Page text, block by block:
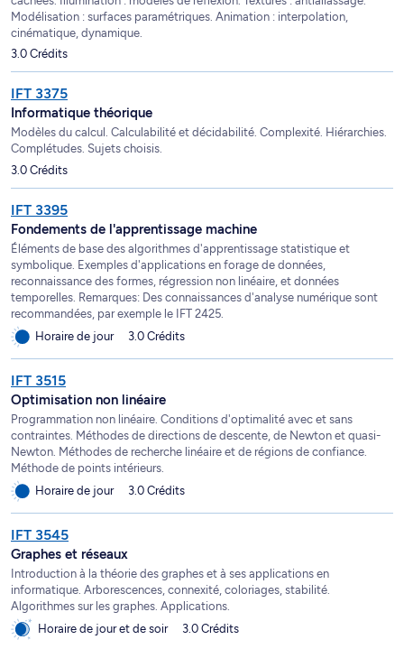
Modélisation : surfaces paramétriques. Animation : interpolation,
cinématique, dynamique.
3.0 Crédits
IFT 3375
Informatique théorique
Modèles du calcul. Calculabilité et décidabilité. Complexité. Hiérarchies.
Complétudes. Sujets choisis.
3.0 Crédits
IFT 3395
Fondements de l'apprentissage machine
Éléments de base des algorithmes d'apprentissage statistique et
symbolique. Exemples d'applications en forage de données,
reconnaissance des formes, régression non linéaire, et données
temporelles. Remarques: Des connaissances d'analyse numérique sont
recommandées, par exemple le IFT 2425.
Horaire de jour
3.0 Crédits
IFT 3515
Optimisation non linéaire
Programmation non linéaire. Conditions d'optimalité avec et sans
contraintes. Méthodes de directions de descente, de Newton et quasi-
Newton. Méthodes de recherche linéaire et de régions de confiance.
Méthode de points intérieurs.
Horaire de jour
3.0 Crédits
IFT 3545
Graphes et réseaux
Introduction à la théorie des graphes et à ses applications en
informatique. Arborescences, connexité, coloriages, stabilité.
Algorithmes sur les graphes. Applications.
Horaire de jour et de soir
3.0 Crédits